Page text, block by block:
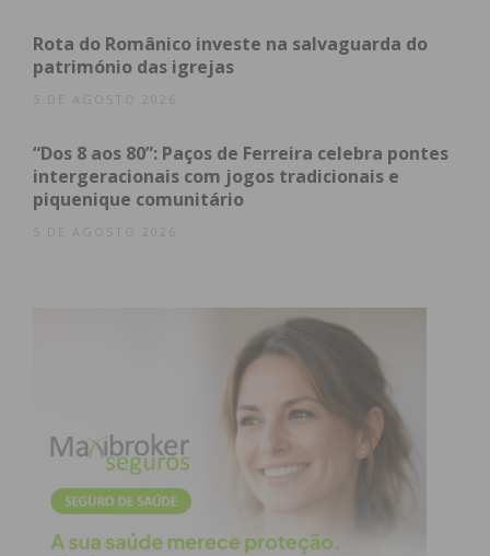
Subscreva a newsletter do
Imediato
obtenha de forma regular a informação
atualizada.
Eu li e concordo com os
termos e
condições
Rota do Românico investe na salvaguarda do
património das igrejas
5 DE AGOSTO 2026
“Dos 8 aos 80”: Paços de Ferreira celebra pontes
intergeracionais com jogos tradicionais e
piquenique comunitário
5 DE AGOSTO 2026